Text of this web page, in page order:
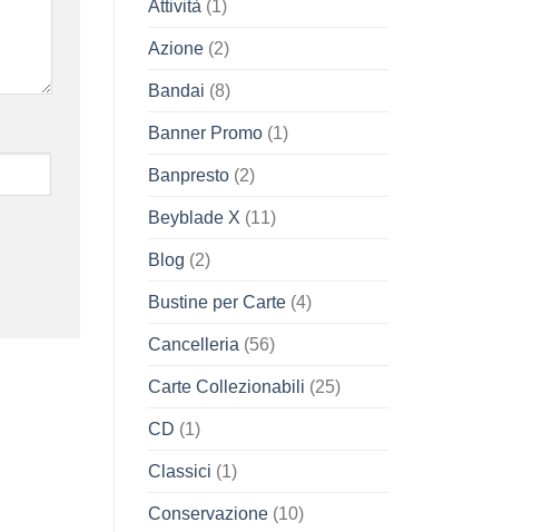
Attività (1)
Azione(2)
Bandai (8)
Banner Promo(1)
Banpresto(2)
Beyblade X (11)
Blog (2)
Bustine per Carte(4)
Cancelleria (56)
Carte Collezionabili (25)
CD (1)
Classici (1)
Conservazione(10)